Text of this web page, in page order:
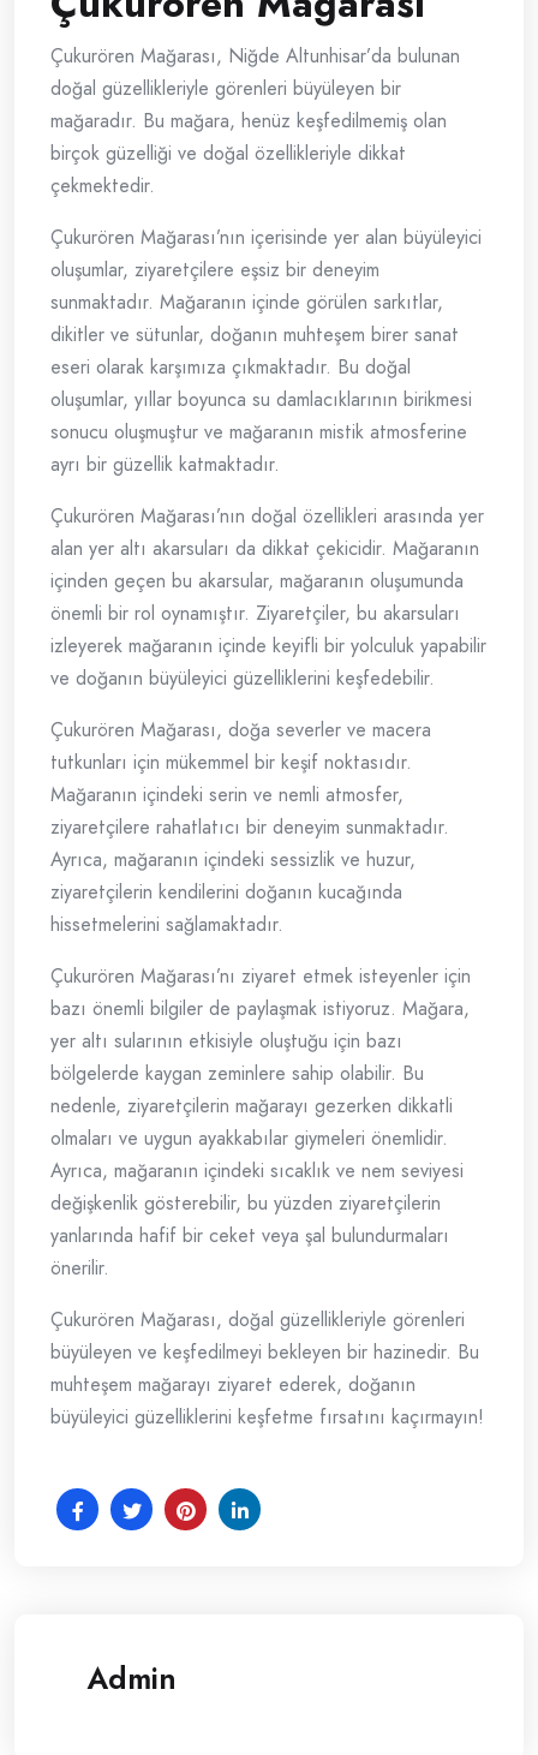
Çukurören Mağarası, Niğde Altunhisar’da bulunan
doğal güzellikleriyle görenleri büyüleyen bir
mağaradır. Bu mağara, henüz keşfedilmemiş olan
birçok güzelliği ve doğal özellikleriyle dikkat
çekmektedir.
Çukurören Mağarası’nın içerisinde yer alan büyüleyici
oluşumlar, ziyaretçilere eşsiz bir deneyim
sunmaktadır. Mağaranın içinde görülen sarkıtlar,
dikitler ve sütunlar, doğanın muhteşem birer sanat
eseri olarak karşımıza çıkmaktadır. Bu doğal
oluşumlar, yıllar boyunca su damlacıklarının birikmesi
sonucu oluşmuştur ve mağaranın mistik atmosferine
ayrı bir güzellik katmaktadır.
Çukurören Mağarası’nın doğal özellikleri arasında yer
alan yer altı akarsuları da dikkat çekicidir. Mağaranın
içinden geçen bu akarsular, mağaranın oluşumunda
önemli bir rol oynamıştır. Ziyaretçiler, bu akarsuları
izleyerek mağaranın içinde keyifli bir yolculuk yapabilir
ve doğanın büyüleyici güzelliklerini keşfedebilir.
Çukurören Mağarası, doğa severler ve macera
tutkunları için mükemmel bir keşif noktasıdır.
Mağaranın içindeki serin ve nemli atmosfer,
ziyaretçilere rahatlatıcı bir deneyim sunmaktadır.
Ayrıca, mağaranın içindeki sessizlik ve huzur,
ziyaretçilerin kendilerini doğanın kucağında
hissetmelerini sağlamaktadır.
Çukurören Mağarası’nı ziyaret etmek isteyenler için
bazı önemli bilgiler de paylaşmak istiyoruz. Mağara,
yer altı sularının etkisiyle oluştuğu için bazı
bölgelerde kaygan zeminlere sahip olabilir. Bu
nedenle, ziyaretçilerin mağarayı gezerken dikkatli
olmaları ve uygun ayakkabılar giymeleri önemlidir.
Ayrıca, mağaranın içindeki sıcaklık ve nem seviyesi
değişkenlik gösterebilir, bu yüzden ziyaretçilerin
yanlarında hafif bir ceket veya şal bulundurmaları
önerilir.
Çukurören Mağarası, doğal güzellikleriyle görenleri
büyüleyen ve keşfedilmeyi bekleyen bir hazinedir. Bu
muhteşem mağarayı ziyaret ederek, doğanın
büyüleyici güzelliklerini keşfetme fırsatını kaçırmayın!
Admin